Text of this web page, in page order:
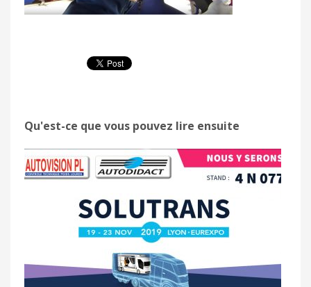
Qu'est-ce que vous pouvez lire ensuite